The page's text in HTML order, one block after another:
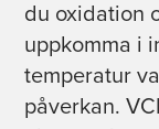
du oxidation
uppkomma i
temperatur
påverkan.